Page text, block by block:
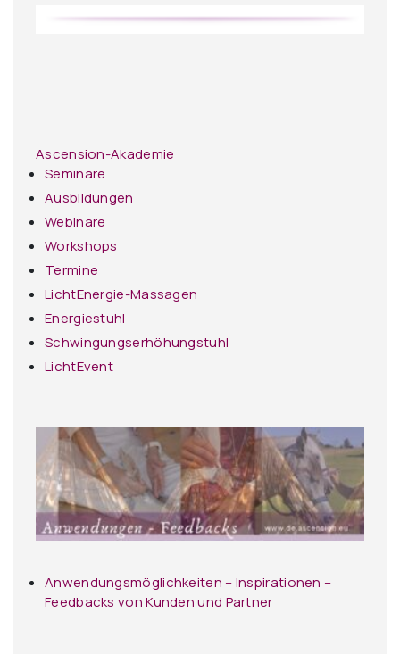
Ascension-Akademie
Seminare
Ausbildungen
Webinare
Workshops
Termine
LichtEnergie-Massagen
Energiestuhl
Schwingungserhöhungstuhl
LichtEvent
Anwendungsmöglichkeiten – Inspirationen –
Feedbacks von Kunden und Partner